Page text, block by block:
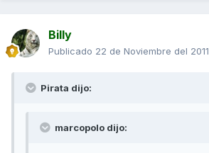
Billy
Publicado 22 de Noviembre del 2011
Pirata dijo:
marcopolo dijo: